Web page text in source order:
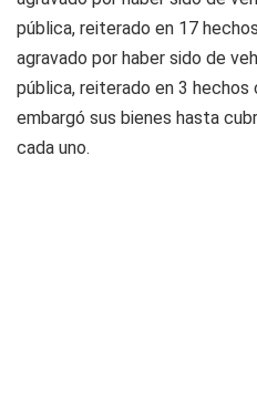
pública, reiterado en 17
agravado por haber sido de
pública, reiterado en 3 hechos
embargó sus bienes hasta
cada uno.